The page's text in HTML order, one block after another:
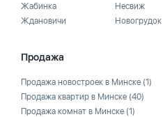
Жабинка
Ждановичи
Несвиж
Новогрудок
Продажа
Продажа новостроек в Минске (1)
Продажа квартир в Минске (40)
Продажа комнат в Минске (1)